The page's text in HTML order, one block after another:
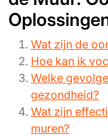
Wat zijn de
Hoe kan ik
Welke
gezondheid?
Wat zijn
muren?